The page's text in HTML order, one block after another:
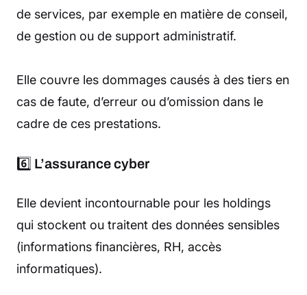
de services, par exemple en matière de conseil,
de gestion ou de support administratif.
Elle couvre les dommages causés à des tiers en
cas de faute, d’erreur ou d’omission dans le
cadre de ces prestations.
6️⃣ L’assurance cyber
Elle devient incontournable pour les holdings
qui stockent ou traitent des données sensibles
(informations financières, RH, accès
informatiques).